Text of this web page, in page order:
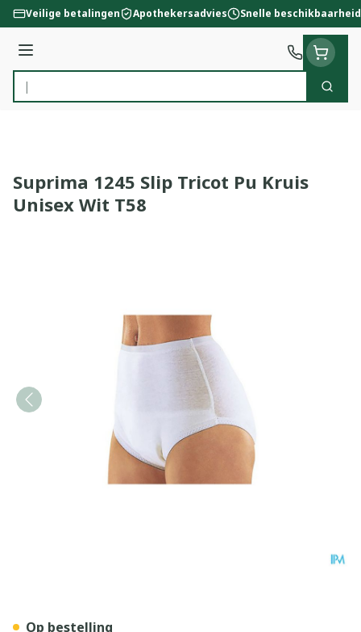
Ga naar de inhoud
Veilige betalingen Apothekersadvies Snelle beschikbaarheid
Menu
Product, merk, categorie...
Zoek
Suprima 1245 Slip Tricot Pu Kruis
Unisex Wit T58
Op bestelling